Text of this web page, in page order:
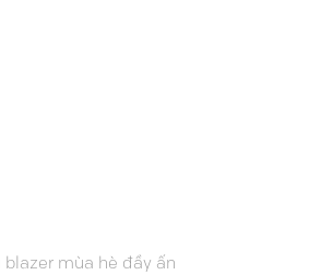
mùa hè đầy ấn